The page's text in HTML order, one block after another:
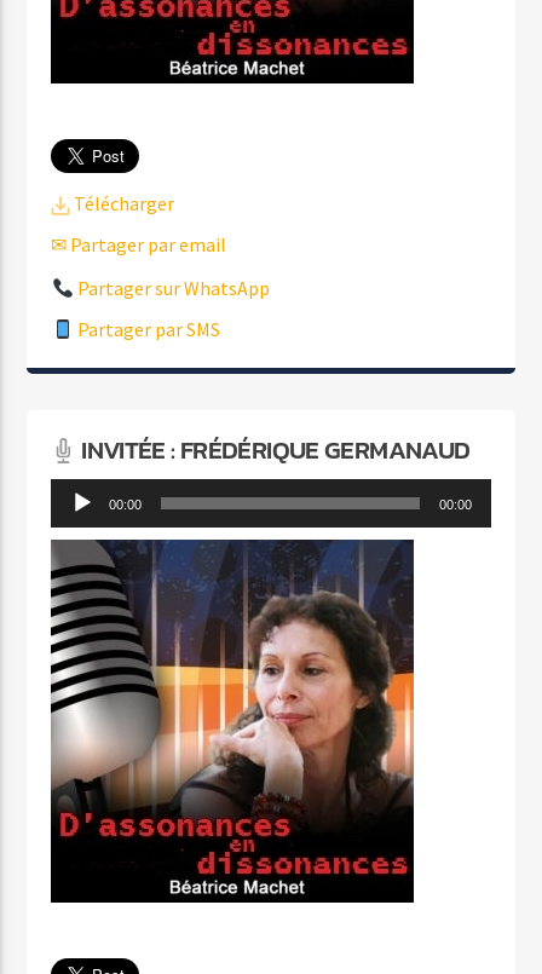
Télécharger
✉ Partager par email
Partager sur WhatsApp
Partager par SMS
INVITÉE : FRÉDÉRIQUE GERMANAUD
Lecteur 00:00 00:00